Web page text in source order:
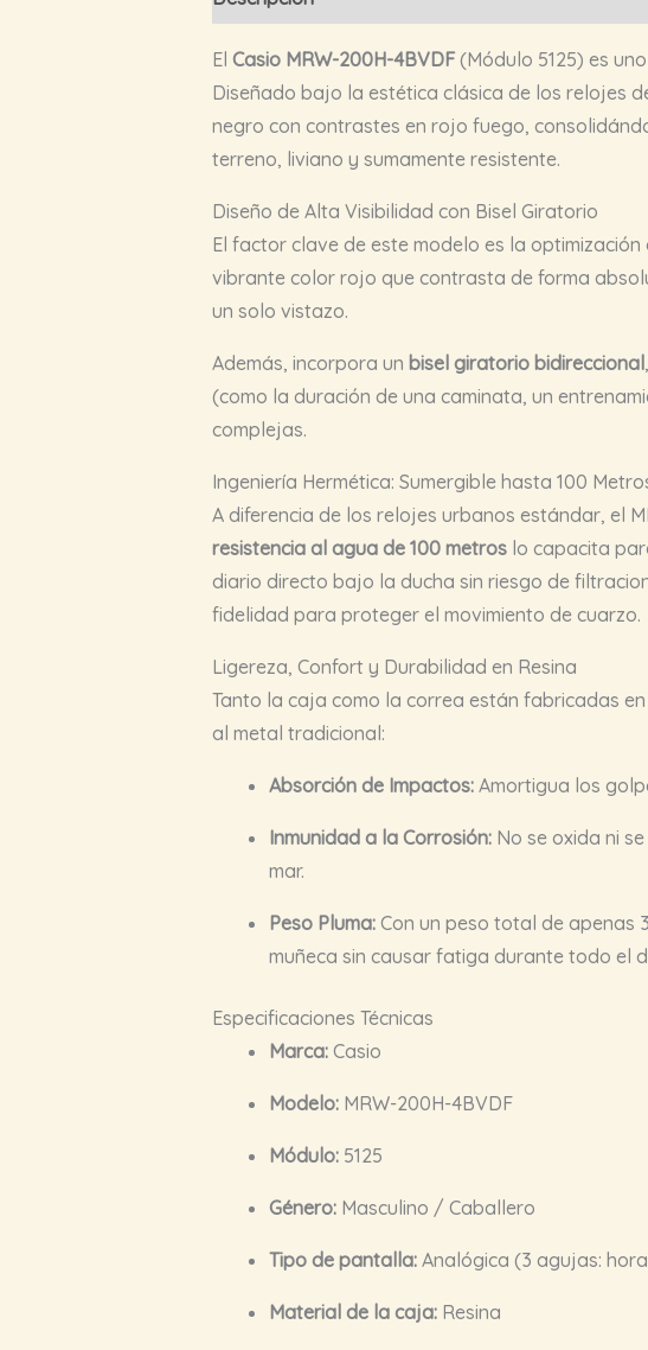
El Casio MRW-200H-4BVDF(Módulo 5125) es
Diseñado bajo la estética clásica de los relojes
negro con contrastes en rojo fuego,
terreno, liviano y sumamente resistente.
Diseño de Alta Visibilidad con Bisel Giratorio
El factor clave de este modelo es la
vibrante color rojo que contrasta de forma
un solo vistazo.
Además, incorpora un bisel giratorio bidireccional
(como la duración de una caminata, un
complejas.
Ingeniería Hermética: Sumergible hasta 100
A diferencia de los relojes urbanos estándar, el
resistencia al agua de 100 metroslo capacita
diario directo bajo la ducha sin riesgo de
fidelidad para proteger el movimiento de cuarzo.
Ligereza, Confort y Durabilidad en Resina
Tanto la caja como la correa están fabricadas en
al metal tradicional:
Absorción de Impactos:Amortigua los
Inmunidad a la Corrosión:No se oxida ni
mar.
Peso Pluma:Con un peso total de apenas
muñeca sin causar fatiga durante todo el
Especificaciones Técnicas
Marca:Casio
Modelo:MRW-200H-4BVDF
Módulo:5125
Género:Masculino / Caballero
Tipo de pantalla:Analógica (3 agujas:
Material de la caja:Resina